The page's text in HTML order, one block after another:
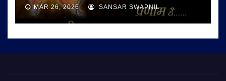
MAR 26, 2026 SANSAR SWAPNIL